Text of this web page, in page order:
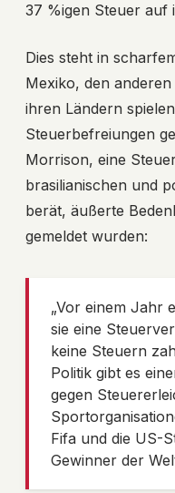
37 %igen Steuer auf
Dies steht in
Mexiko, den
ihren Ländern
Steuerbefreiungen
Morrison, eine
brasilianischen und
berät, äußerte
gemeldet wurden:
„Vor einem Jahr
sie eine
keine Steuern
Politik gibt es
gegen
Fifa und die US-
Gewinner der